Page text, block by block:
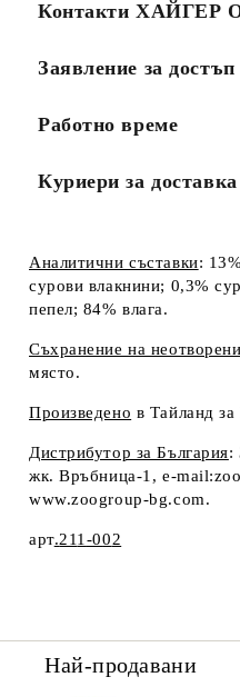
Контакти ХАЙГЕР
Заявление за
Работно време
Куриери за доставка
Аналитични съставки:
сурови влакнини; 0,3%
пепел; 84% влага.
Съхранение на
място.
Произведено в Тайланд
Дистрибутор за България:
жк. Връбница-1, e-
www.zoogroup-bg.com.
арт.211 -002
Най-продавани